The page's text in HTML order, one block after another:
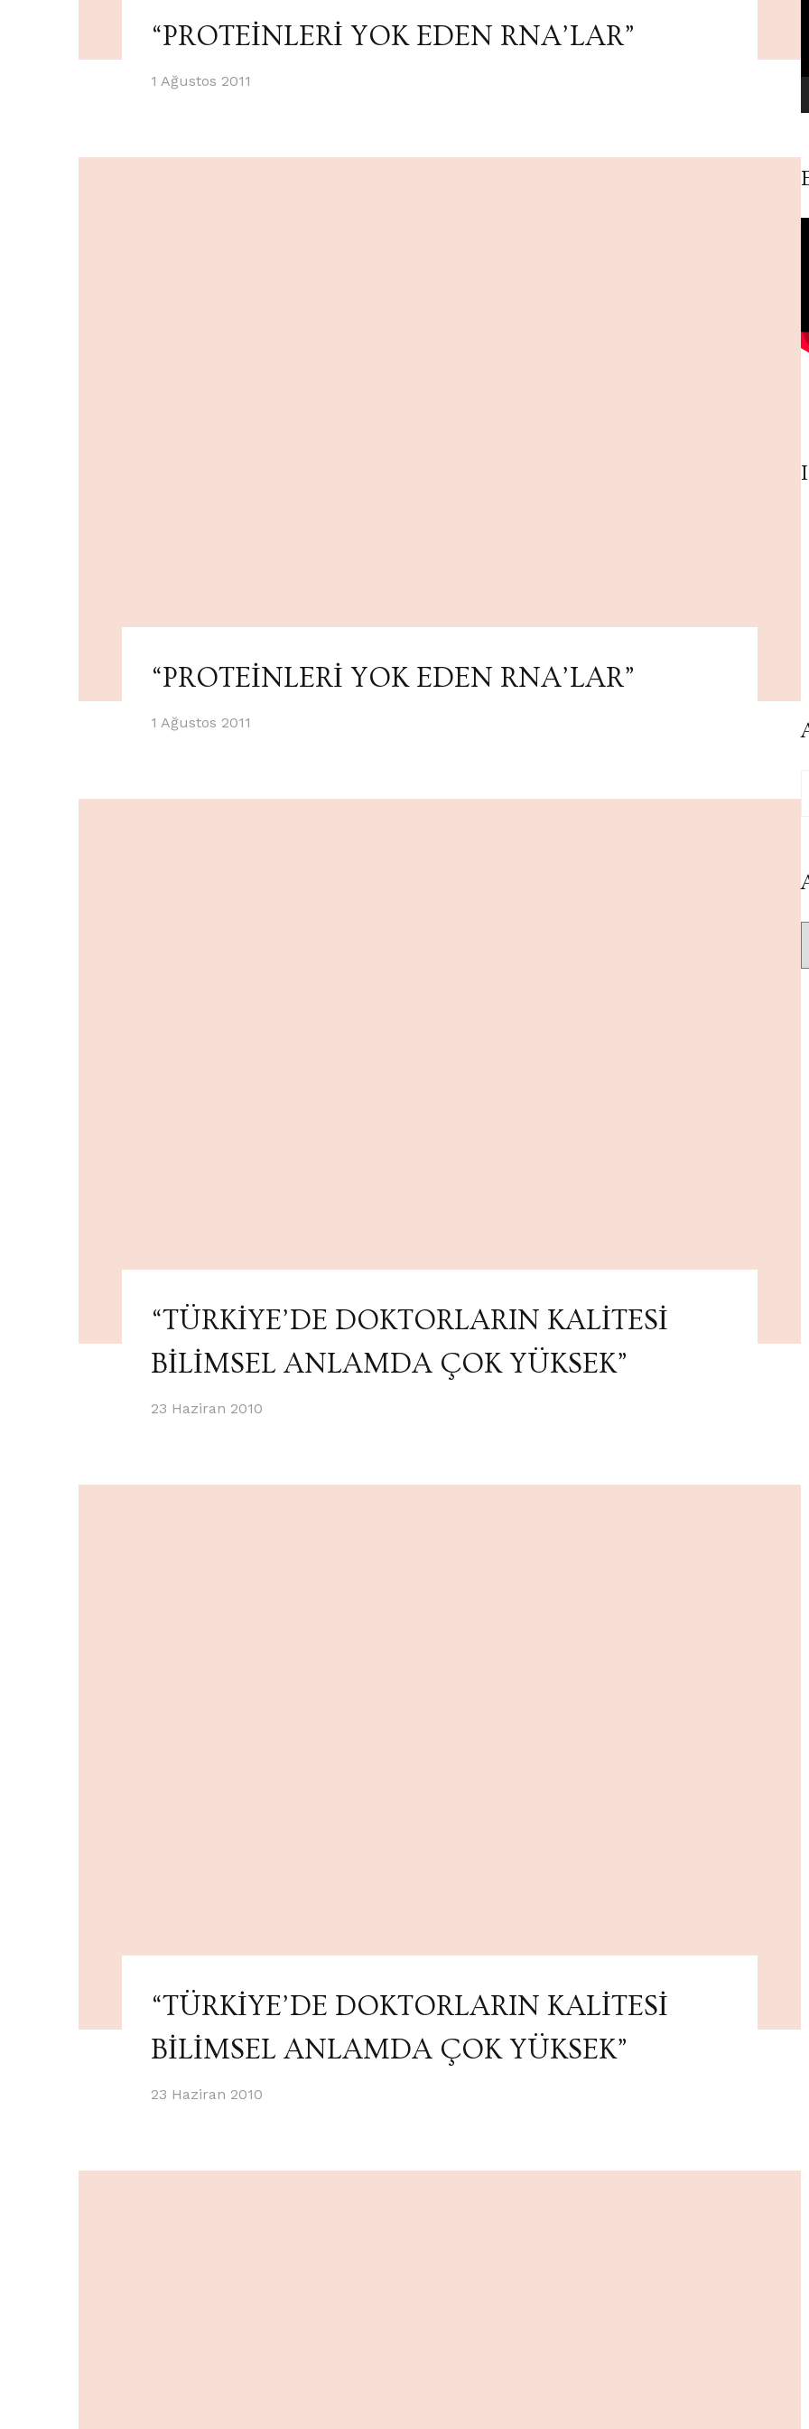
“PROTEİNLERİ YOK EDEN RNA’LAR”
1 Ağustos 2011
“PROTEİNLERİ YOK EDEN RNA’LAR”
1 Ağustos 2011
“TÜRKİYE’DE DOKTORLARIN KALİTESİ
BİLİMSEL ANLAMDA ÇOK YÜKSEK”
23 Haziran 2010
“TÜRKİYE’DE DOKTORLARIN KALİTESİ
BİLİMSEL ANLAMDA ÇOK YÜKSEK”
23 Haziran 2010